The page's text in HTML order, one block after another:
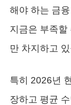
해야 하는 금
지금은 부족할
만 차지하고
특히 2026년
장하고 평균